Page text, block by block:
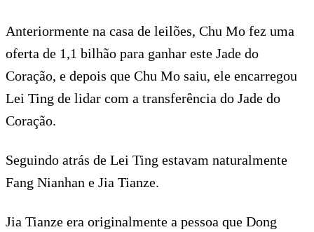
Anteriormente na casa de leilões, Chu Mo fez uma
oferta de 1,1 bilhão para ganhar este Jade do
Coração, e depois que Chu Mo saiu, ele encarregou
Lei Ting de lidar com a transferência do Jade do
Coração.
Seguindo atrás de Lei Ting estavam naturalmente
Fang Nianhan e Jia Tianze.
Jia Tianze era originalmente a pessoa que Dong